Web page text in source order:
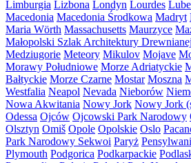
Limburgia Lizbona Londyn Lourdes
Macedonia Macedonia Środkowa Madryt
Maria Wörth Massachusetts Maurzyce
Małopolski Szlak Architektury Drewnianej
Medziugorie Meteory Mikulov Mojave
Morawy Południowe Morze Adriatyckie
Bałtyckie Morze Czarne Mostar Moszna
Westfalia Neapol Nevada Nieborów
Nowa Akwitania Nowy Jork Nowy Jork
Odessa Ojców Ojcowski Park Narodowy
Olsztyn Omiš Opole Opolskie Oslo
Park Narodowy Sekwoi Paryż
Plymouth Podgorica Podkarpackie